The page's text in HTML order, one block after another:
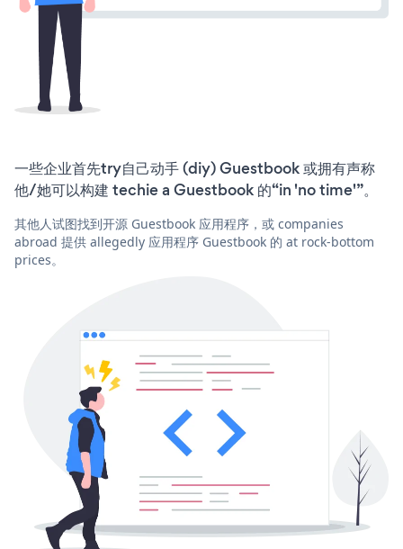
一些企业首先try自己动手 (diy) Guestbook 或拥有声称
他/她可以构建 techie a Guestbook 的“in 'no time'”。
其他人试图找到开源 Guestbook 应用程序，或 companies
abroad 提供 allegedly 应用程序 Guestbook 的 at rock-bottom
prices。